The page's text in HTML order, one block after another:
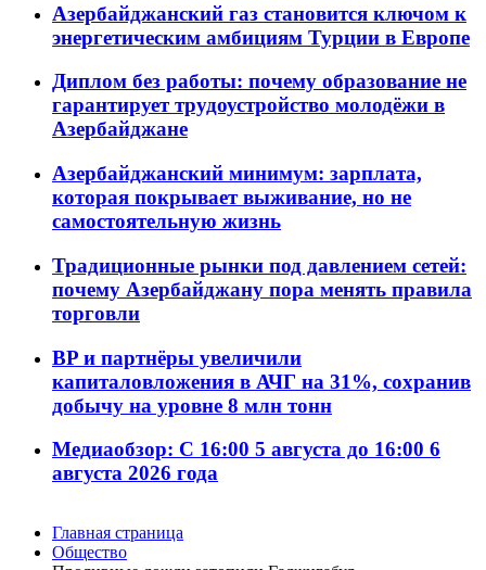
Азербайджанский газ становится ключом к
энергетическим амбициям Турции в Европе
Диплом без работы: почему образование не
гарантирует трудоустройство молодёжи в
Азербайджане
Азербайджанский минимум: зарплата,
которая покрывает выживание, но не
самостоятельную жизнь
Традиционные рынки под давлением сетей:
почему Азербайджану пора менять правила
торговли
BP и партнёры увеличили
капиталовложения в АЧГ на 31%, сохранив
добычу на уровне 8 млн тонн
Медиаобзор: С 16:00 5 августа до 16:00 6
августа 2026 года
Главная страница
Общество